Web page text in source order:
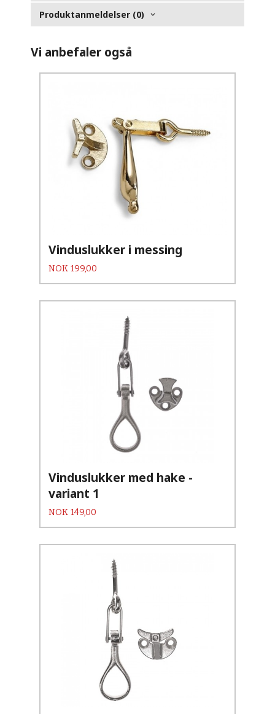
Produktanmeldelser (0)
Vi anbefaler også
Vinduslukker i messing
Pris
NOK 199,00
Vinduslukker med hake -
variant 1
Pris
NOK 149,00